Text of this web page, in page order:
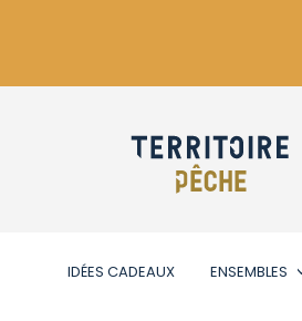
IDÉES CADEAUX ENSEMBLES